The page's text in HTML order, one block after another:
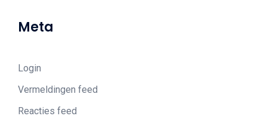
Meta
Login
Vermeldingen feed
Reacties feed